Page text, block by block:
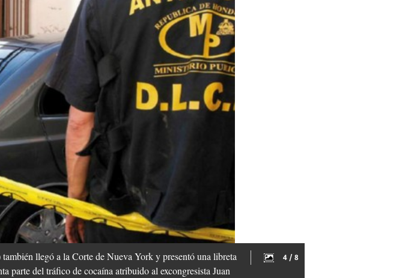
llegó a la Corte de Nueva York y presentó una libreta
parte del tráfico de cocaína atribuido al excongresista Juan
4 / 8